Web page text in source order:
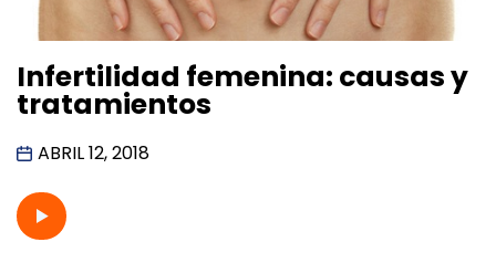
Infertilidad femenina: causas y
tratamientos
ABRIL 12, 2018